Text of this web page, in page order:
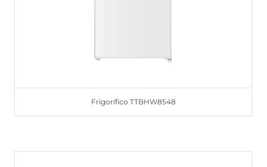
Frigorífico TTBHW8548